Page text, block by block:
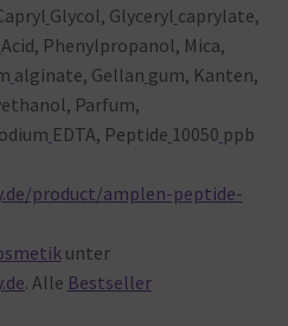
Glycol, Glyceryl caprylate,
Acid, Phenylpropanol, Mica,
alginate, Gellan gum, Kanten,
Parfum,
EDTA, Peptide 10050 ppb
product/amplen-peptide-
unter
. Alle Bestseller